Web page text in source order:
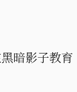
暗影子教育